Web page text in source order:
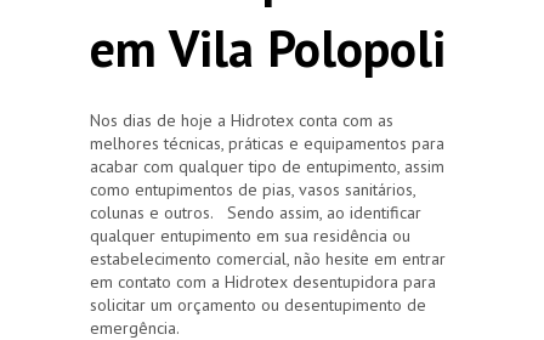
em Vila Polopoli
Nos dias de hoje a Hidrotex conta com as
melhores técnicas, práticas e equipamentos para
acabar com qualquer tipo de entupimento, assim
como entupimentos de pias, vasos sanitários,
colunas e outros. Sendo assim, ao identificar
qualquer entupimento em sua residência ou
estabelecimento comercial, não hesite em entrar
em contato com a Hidrotex desentupidora para
solicitar um orçamento ou desentupimento de
emergência.